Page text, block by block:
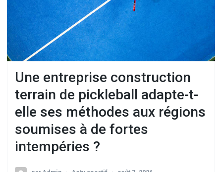
Une entreprise construction
terrain de pickleball adapte-t-
elle ses méthodes aux régions
soumises à de fortes
intempéries ?